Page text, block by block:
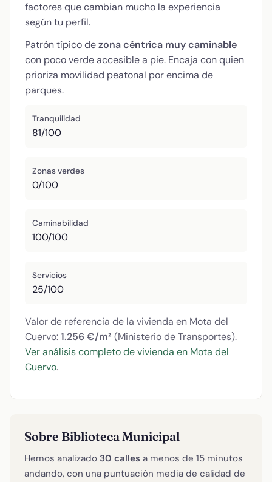
factores que cambian mucho la experiencia
según tu perfil.
Patrón típico dezona céntrica muy caminable
con poco verde accesible a pie. Encaja con quien
prioriza movilidad peatonal por encima de
parques.
Tranquilidad
81/100
Zonas verdes
0/100
Caminabilidad
100/100
Servicios
25/100
Valor de referencia de la vivienda en Mota del
Cuervo:1.256 €/m² (Ministerio de Transportes).
Ver análisis completo de vivienda en Mota del
Cuervo.
Sobre Biblioteca Municipal
Hemos analizado 30 calles a menos de 15 minutos
andando, con una puntuación media de calidad de